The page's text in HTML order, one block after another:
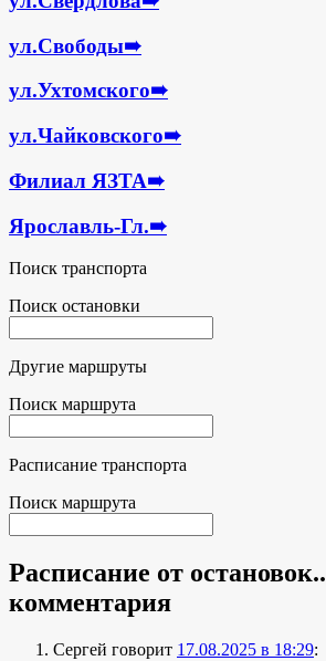
ул.Свободы➠
ул.Ухтомского➠
ул.Чайковского➠
Филиал ЯЗТА➠
Ярославль-Гл.➠
Поиск транспорта
Поиск остановки
Другие маршруты
Поиск маршрута
Расписание транспорта
Поиск маршрута
Расписание от остановок..
комментария
Сергей говорит 17.08.2025 в 18:29: